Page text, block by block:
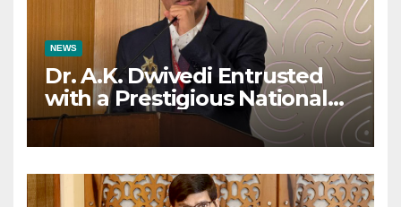
NEWS
Dr. A.K. Dwivedi Entrusted
with a Prestigious National
Responsibility